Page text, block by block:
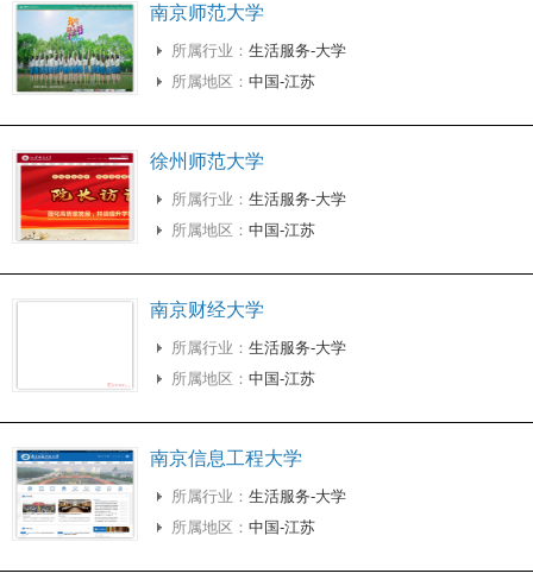
南京师范大学
所属行业： 生活服务-大学
所属地区： 中国-江苏
徐州师范大学
所属行业： 生活服务-大学
所属地区： 中国-江苏
南京财经大学
所属行业： 生活服务-大学
所属地区： 中国-江苏
南京信息工程大学
所属行业： 生活服务-大学
所属地区： 中国-江苏